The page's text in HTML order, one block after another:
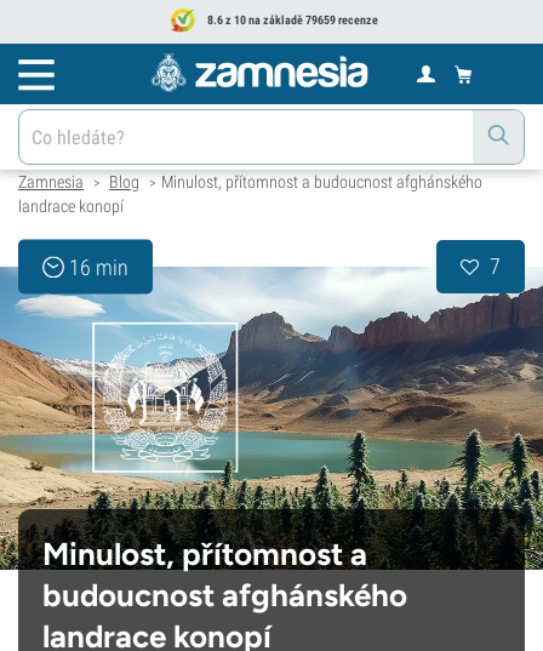
8.6 z 10 na základě 79659 recenze
Zamnesia > Blog > Minulost, přítomnost a budoucnost afghánského
landrace konopí
16 min 7
Minulost, přítomnost a
budoucnost afghánského
landrace konopí